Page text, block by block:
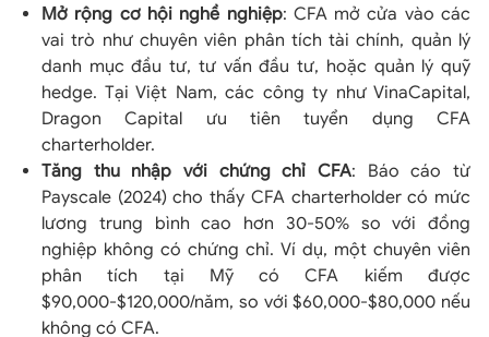
Mở rộng cơ hội nghề nghiệp: CFA mở cửa vào các
vai trò như chuyên viên phân tích tài chính, quản lý
danh mục đầu tư, tư vấn đầu tư, hoặc quản lý quỹ
hedge. Tại Việt Nam, các công ty như VinaCapital,
Dragon Capital ưu tiên tuyển dụng CFA
charterholder.
Tăng thu nhập với chứng chỉ CFA: Báo cáo từ
Payscale (2024) cho thấy CFA charterholder có mức
lương trung bình cao hơn 30-50% so với đồng
nghiệp không có chứng chỉ. Ví dụ, một chuyên viên
phân tích tại Mỹ có CFA kiếm được
$90,000-$120,000/năm, so với $60,000-$80,000 nếu
không có CFA.